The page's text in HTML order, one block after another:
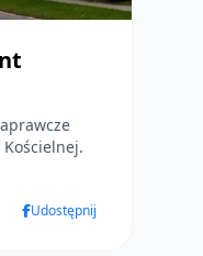
Udostępnij